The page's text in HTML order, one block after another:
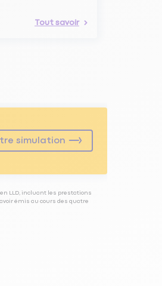
Tout savoir
simulation
LLD, incluant les prestations
émis au cours des quatre